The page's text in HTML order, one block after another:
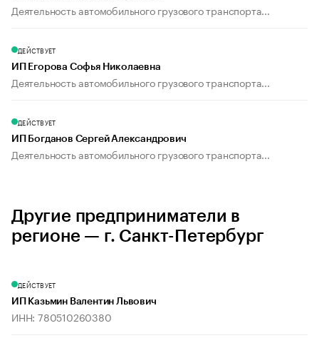
Деятельность автомобильного грузового транспорта...
ДЕЙСТВУЕТ
ИП Егорова Софья Николаевна
Деятельность автомобильного грузового транспорта...
ДЕЙСТВУЕТ
ИП Богданов Сергей Александрович
Деятельность автомобильного грузового транспорта...
Другие предприниматели в
регионе — г. Санкт-Петербург
ДЕЙСТВУЕТ
ИП Казьмин Валентин Львович
ИНН: 780510260380